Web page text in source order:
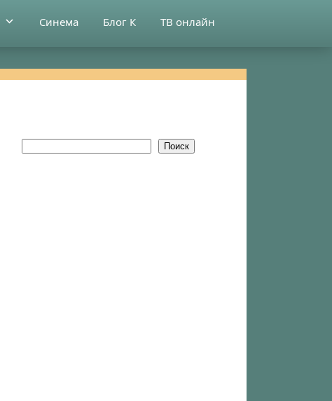
Синема Блог К ТВ онлайн
Поиск